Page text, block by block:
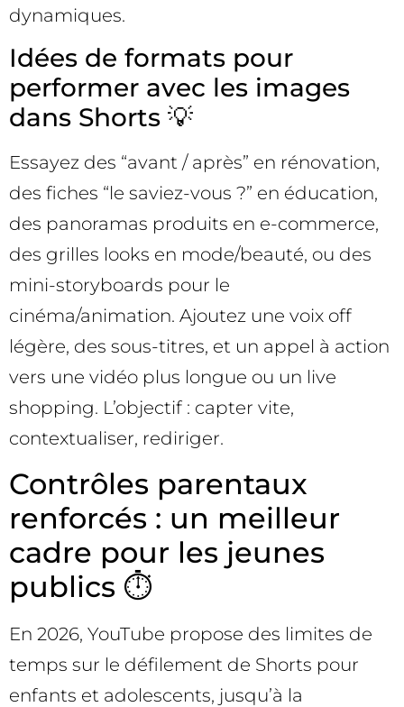
dynamiques.
Idées de formats pour
performer avec les images
dans Shorts 💡
Essayez des “avant / après” en rénovation,
des fiches “le saviez-vous ?” en éducation,
des panoramas produits en e-commerce,
des grilles looks en mode/beauté, ou des
mini-storyboards pour le
cinéma/animation. Ajoutez une voix off
légère, des sous-titres, et un appel à action
vers une vidéo plus longue ou un live
shopping. L’objectif : capter vite,
contextualiser, rediriger.
Contrôles parentaux
renforcés : un meilleur
cadre pour les jeunes
publics ⏱️
En 2026, YouTube propose des limites de
temps sur le défilement de Shorts pour
enfants et adolescents, jusqu’à la